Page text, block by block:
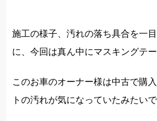
施工の様子、汚れの落ち具合を一
に、今回は真ん中にマスキングテ
このお車のオーナー様は中古で購
トの汚れが気になっていたみたいで